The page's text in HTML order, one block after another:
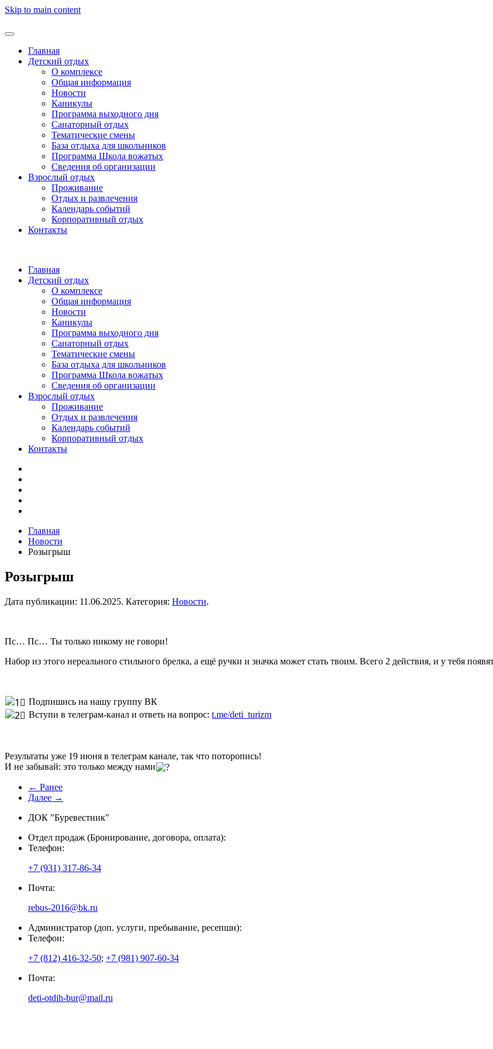
Skip to main content
Главная
Детский отдых
О комплексе
Общая информация
Новости
Каникулы
Программа выходного дня
Санаторный отдых
Тематические смены
База отдыха для школьников
Программа Школа вожатых
Cведения об организации
Взрослый отдых
Проживание
Отдых и развлечения
Календарь событий
Корпоративный отдых
Контакты
Главная
Детский отдых
О комплексе
Общая информация
Новости
Каникулы
Программа выходного дня
Санаторный отдых
Тематические смены
База отдыха для школьников
Программа Школа вожатых
Cведения об организации
Взрослый отдых
Проживание
Отдых и развлечения
Календарь событий
Корпоративный отдых
Контакты
Главная
Новости
Розыгрыш
Розыгрыш
Дата публикации: 11.06.2025. Категория: Новости.
Пс… Пс… Ты только никому не говори!
Набор из этого нереального стильного брелка, а ещё ручки и значка может стать твоим. Всего 2 действия, и у тебя
Подпишись на нашу группу ВК
Вступи в телеграм-канал и ответь на вопрос:t.me/deti_turizm
Результаты уже 19 июня в телеграм канале, так что поторопись!
И не забывай: это только между нами
← Ранее
Далее →
ДОК "Буревестник"
Отдел продаж (Бронирование, договора, оплата):
Телефон:
+7 (931) 317-86-34
Почта:
rebus-2016@bk.ru
Администратор (доп. услуги, пребывание, ресепшн):
Телефон:
+7 (812) 416-32-50; +7 (981) 907-60-34
Почта:
deti-otdih-bur@mail.ru